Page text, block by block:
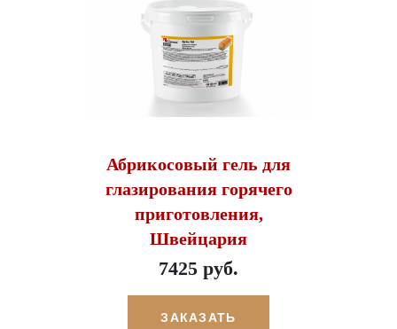
Абрикосовый гель для
глазирования горячего
приготовления,
Швейцария
7425 руб.
ЗАКАЗАТЬ